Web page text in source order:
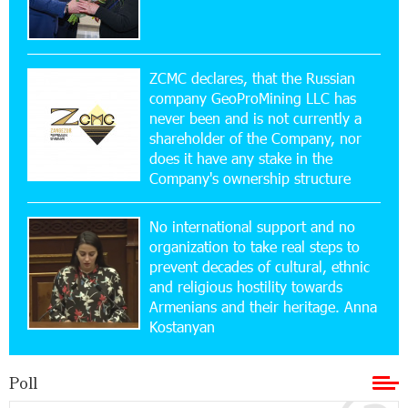
School Students Build Cybersecurity Skills
12:45:18 16-07-2026
Ucom Supports Installation of 10 kW Solar Plant
in Shenavan, Lori
20:34:31 14-07-2026
Unibank to Raffle a Trip to Italy
18:00:34 13-07-2026
Customer Appreciation Day in Vanadzor: IDBank
ZCMC declares, that the Russian
company GeoProMining LLC has
never been and is not currently a
shareholder of the Company, nor
does it have any stake in the
Company's ownership structure
No international support and no
organization to take real steps to
prevent decades of cultural, ethnic
and religious hostility towards
Armenians and their heritage. Anna
Kostanyan
Poll